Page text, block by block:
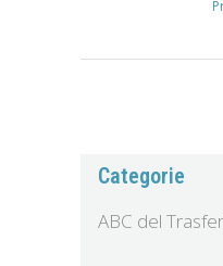
Categorie
ABC del